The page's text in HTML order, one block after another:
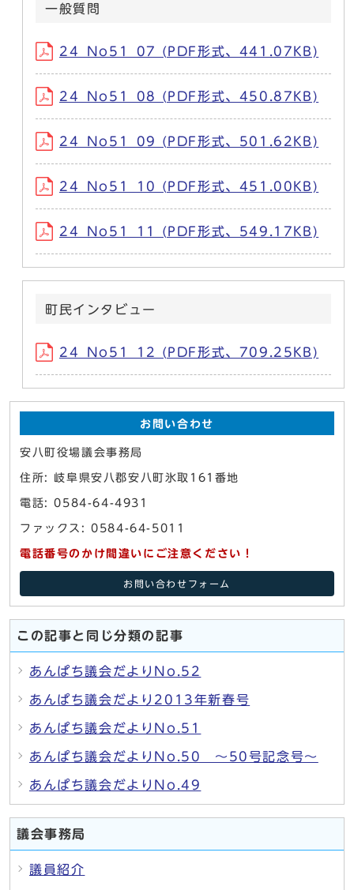
一般質問
24_No51_07 (PDF形式、441.07KB)
24_No51_08 (PDF形式、450.87KB)
24_No51_09 (PDF形式、501.62KB)
24_No51_10 (PDF形式、451.00KB)
24_No51_11 (PDF形式、549.17KB)
町民インタビュー
24_No51_12 (PDF形式、709.25KB)
お問い合わせ
安八町役場議会事務局
住所: 岐阜県安八郡安八町氷取161番地
電話: 0584-64-4931
ファックス: 0584-64-5011
電話番号のかけ間違いにご注意ください！
お問い合わせフォーム
この記事と同じ分類の記事
あんぱち議会だよりNo.52
あんぱち議会だより2013年新春号
あんぱち議会だよりNo.51
あんぱち議会だよりNo.50 ～50号記念号～
あんぱち議会だよりNo.49
議会事務局
議員紹介